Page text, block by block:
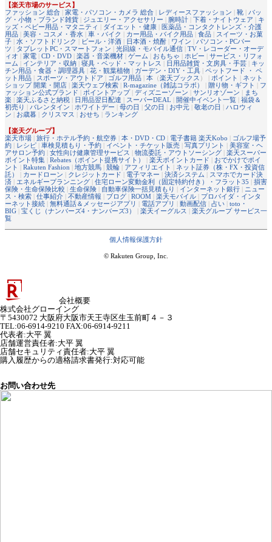
【楽天市場のサービス】
ファッション 総合 | 家電・パソコン・カメラ 総合 | レディースファッション | 靴 | バッ
グ・小物・ブランド雑貨 | ジュエリー・アクセサリー | 腕時計 | 下着・ナイトウェア | キ
ッズ・ベビー用品・マタニティ | ダイエット・健康 | 医薬品・コンタクトレンズ・介護
用品 | 美容・コスメ・香水 | 車・バイク | カー用品・バイク用品 | 食品 | スイーツ・お菓
子 | 水・ソフトドリンク | ビール・洋酒 | 日本酒・焼酎 | ワイン | パソコン・PCパー
ツ | タブレットPC・スマートフォン | 光回線・モバイル通信 | TV・レコーダー・オーデ
ィオ | 家電 | CD・DVD | 楽器・音楽機材 | ゲーム | おもちゃ | ホビー | サービス・リフォ
ーム | インテリア・収納 | 寝具・ベッド・マットレス | 日用品雑貨・文房具・手芸 | キッ
チン用品・食器・調理器具 | 花・観葉植物 | ガーデン・DIY・工具 | ペットフード ・ ペ
ット用品 | スポーツ・アウトドア | ゴルフ用品 | 本 （楽天ブックス ） | ポイント | ネット
ショップ 開業・開店 | 楽天ウェブ検索 | R-magazine（雑誌コラボ） | 贈り物・ギフト | フ
ァッション公式ブランド | ポイントアップ| ディズニーゾーン | サンリオゾーン | まち
楽 | 楽天ふるさと納税 | 日用品翌日配達 | スーパーDEAL | 開催中イベント一覧 | 福袋＆
初売り | バレンタイン | ホワイトデー | 母の日 | 父の日 | お中元 | 敬老の日 | ハロウィ
ン | お歳暮 | クリスマス | おせち | ランキング
【楽天グループ】
楽天市場 | 旅行・ホテル予約・航空券 | 本・DVD・CD | 電子書籍 楽天Kobo | ゴルフ場予
約 | レシピ | 車検見積もり・予約 | イベント・チケット販売 | 写真プリント | 美容室・ヘ
アサロン予約 | 女性向け健康管理サービス | 物流委託・アウトソーシング | 楽天スーパー
ポイント特集 | Rebates（ポイント提携サイト） | 楽天ポイントカード | おでかけでポイ
ント | Rakuten Fashion | 地方競馬 | 競輪 | アフィリエイト | ネット証券（株・FX・投資信
託）
| カードローン | クレジットカード | 電子マネー | 決済システム | スマホでカード決
済 | エネルギープランニング | 住宅ローン変動金利（固定特約付き）・フラット35 | 損害
保険・生命保険比較 | 生命保険 | 自動車保険一括見積もり | インターネット銀行 | ニュー
ス・検索 | 仕事紹介 | 不動産情報 | ブログ | ROOM | 楽天モバイル | プロバイダ・インタ
ーネット接続 | 無料通話＆メッセージアプリ | 電話アプリ | 動画配信 | 占い | toto・
BIG | 宝くじ（ナンバーズ4・ナンバーズ3） | 楽天イーグルス | 楽天グループ サービス一
覧
個人情報保護方針
© Rakuten Group, Inc.
会社概要
株式会社グローイング
〒5430072 大阪府大阪市天王寺区生玉前町４－３
TEL:06-6914-9210 FAX:06-6914-9211
代表者:大平 翼
店舗運営責任者:大平 翼
店舗セキュリティ責任者:大平 翼
購入履歴からの適格請求書発行:対応可能
お問い合わせ先